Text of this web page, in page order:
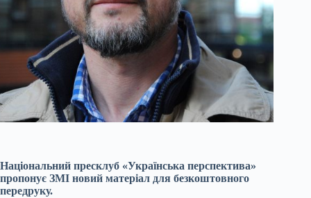
Національний пресклуб «Українська перспектива»
пропонує ЗМІ новий матеріал для безкоштовного
передруку.